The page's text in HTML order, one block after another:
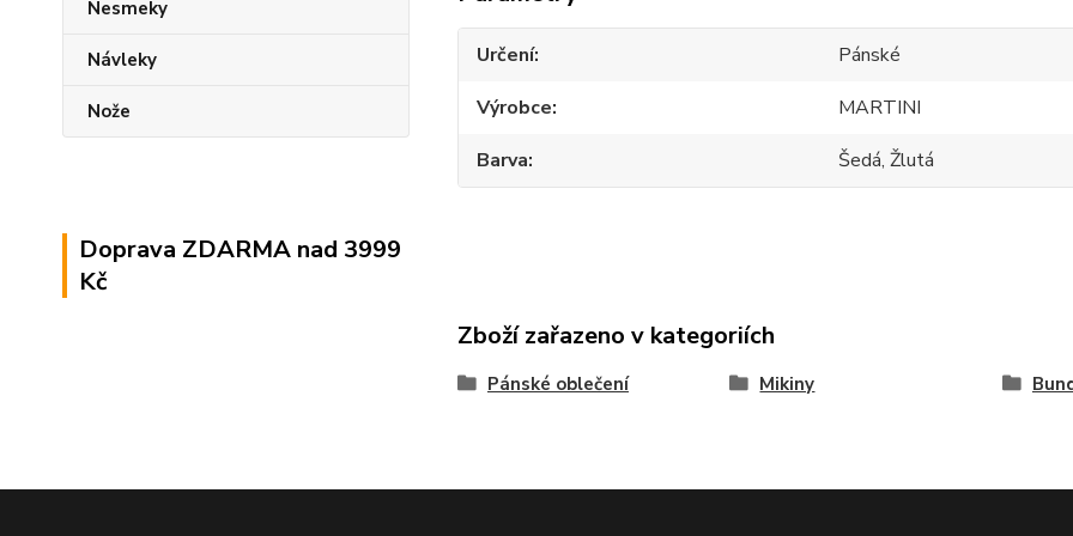
Nesmeky
Návleky
Nože
Doprava ZDARMA nad 3999
Kč
Určení
Pánské
Výrobce
MARTINI
Barva
Šedá, Žlutá
Zboží zařazeno v kategoriích
Pánské oblečení Mikiny